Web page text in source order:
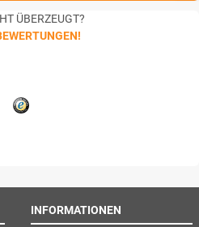
ÜBERZEUGT?
INFORMATIONEN